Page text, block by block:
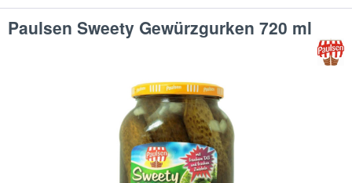
Paulsen Sweety Gewürzgurken 720 ml